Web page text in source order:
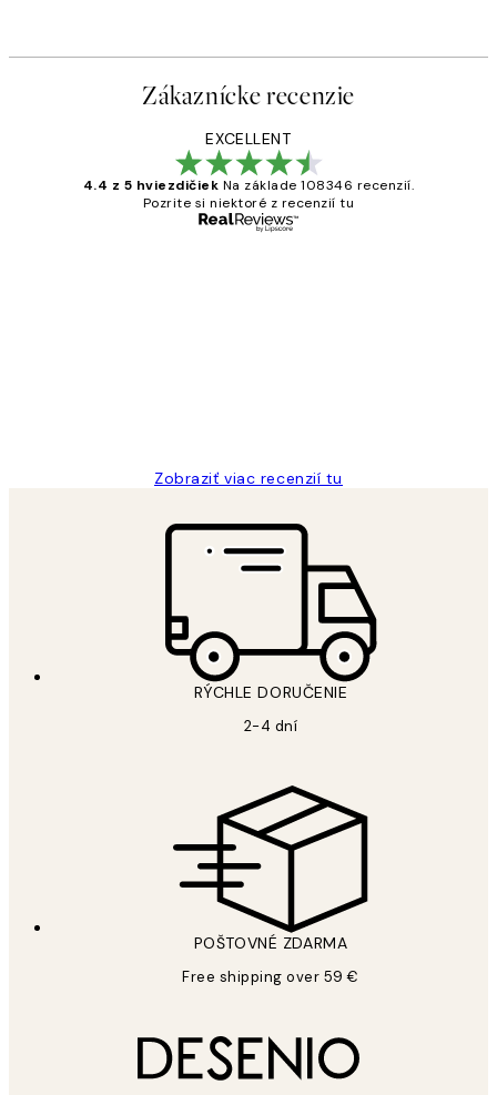
Zákaznícke recenzie
EXCELLENT
4.4 z 5 hviezdičiek Na základe 108346 recenzií.
Pozrite si niektoré z recenzií tu
Zobraziť viac recenzií tu
RÝCHLE DORUČENIE
2-4 dní
POŠTOVNÉ ZDARMA
Free shipping over 59 €